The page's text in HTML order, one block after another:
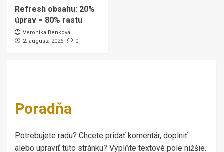
Refresh obsahu: 20%
úprav = 80% rastu
Veronika Benková
2. augusta 2026
0
Poradňa
Potrebujete radu? Chcete pridať komentár, doplniť
alebo upraviť túto stránku? Vyplňte textové pole nižšie.